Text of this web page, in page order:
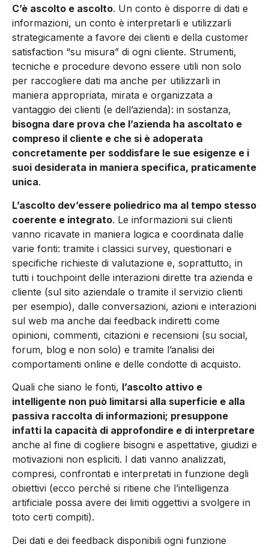
C’è ascolto e ascolto. Un conto è disporre di dati e
informazioni, un conto è interpretarli e utilizzarli
strategicamente a favore dei clienti e della customer
satisfaction “su misura” di ogni cliente. Strumenti,
tecniche e procedure devono essere utili non solo
per raccogliere dati ma anche per utilizzarli in
maniera appropriata, mirata e organizzata a
vantaggio dei clienti (e dell’azienda): in sostanza,
bisogna dare prova che l’azienda ha ascoltato e
compreso il cliente e che si è adoperata
concretamente per soddisfare le sue esigenze e i
suoi desiderata in maniera specifica, praticamente
unica.
L’ascolto dev’essere poliedrico ma al tempo stesso
coerente e integrato. Le informazioni sui clienti
vanno ricavate in maniera logica e coordinata dalle
varie fonti: tramite i classici survey, questionari e
specifiche richieste di valutazione e, soprattutto, in
tutti i touchpoint delle interazioni dirette tra azienda e
cliente (sul sito aziendale o tramite il servizio clienti
per esempio), dalle conversazioni, azioni e interazioni
sul web ma anche dai feedback indiretti come
opinioni, commenti, citazioni e recensioni (su social,
forum, blog e non solo) e tramite l’analisi dei
comportamenti online e delle condotte di acquisto.
Quali che siano le fonti, l’ascolto attivo e
intelligente non può limitarsi alla superficie e alla
passiva raccolta di informazioni; presuppone
infatti la capacità di approfondire e di interpretare
anche al fine di cogliere bisogni e aspettative, giudizi e
motivazioni non espliciti. I dati vanno analizzati,
compresi, confrontati e interpretati in funzione degli
obiettivi (ecco perché si ritiene che l’intelligenza
artificiale possa avere dei limiti oggettivi a svolgere in
toto certi compiti).
Dei dati e dei feedback disponibili ogni funzione